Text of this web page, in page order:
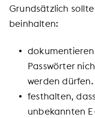
Grundsätzlich
beinhalten:
Passwörter
werden dürfen.
festhalten,
unbekannten